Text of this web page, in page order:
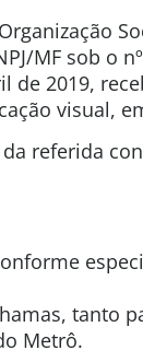
MF sob o
de 2019,
visual,
referida
tanto
Metrô.